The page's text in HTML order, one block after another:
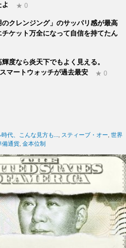
★ 0
のクレンジング」のサッパリ感が最高
チケット万全になって自信を持てたん
度なら炎天下でもよく見える。
マートウォッチが過去最安
★ 0
時代、こんな見方も... スティーブ・オー 世界
備通貨 金本位制